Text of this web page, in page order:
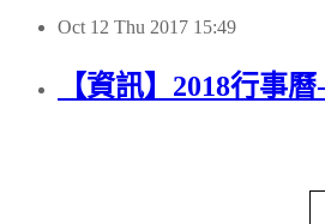
Oct 12 Thu 2017 15:49
【資訊】2018行事